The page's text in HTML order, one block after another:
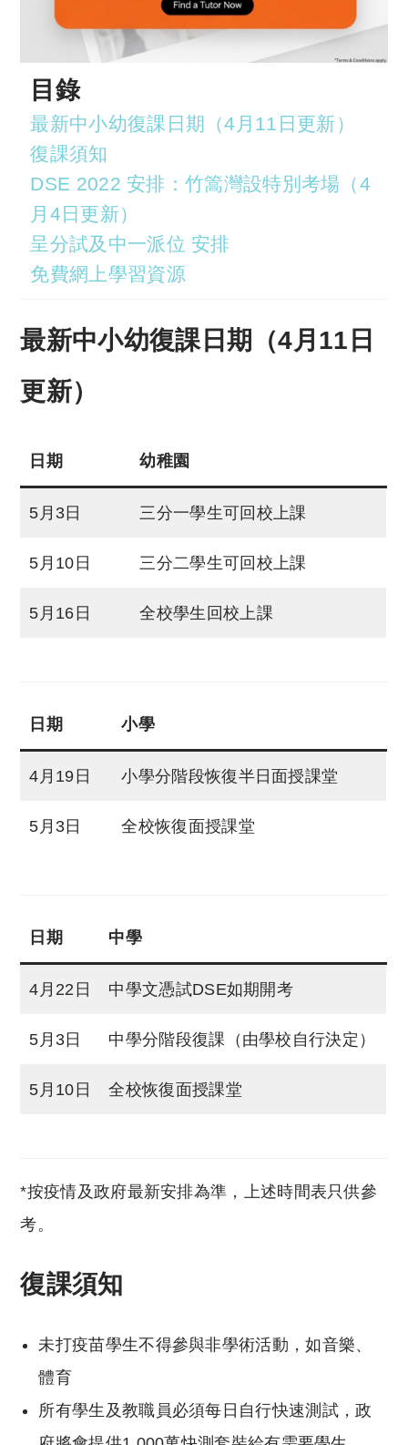
目錄
最新中小幼復課日期（4月11日更新）
復課須知
DSE 2022 安排：竹篙灣設特別考場（4
月4日更新）
呈分試及中一派位 安排
免費網上學習資源
最新中小幼復課日期（4月11日
更新）
日期 幼稚園
5月3日 三分一學生可回校上課
5月10日 三分二學生可回校上課
5月16日 全校學生回校上課
日期 小學
4月19日 小學分階段恢復半日面授課堂
5月3日 全校恢復面授課堂
日期 中學
4月22日 中學文憑試DSE如期開考
5月3日 中學分階段復課（由學校自行決定）
5月10日 全校恢復面授課堂
*按疫情及政府最新安排為準，上述時間表只供參
考。
復課須知
未打疫苗學生不得參與非學術活動，如音樂、
體育
所有學生及教職員必須每日自行快速測試，政